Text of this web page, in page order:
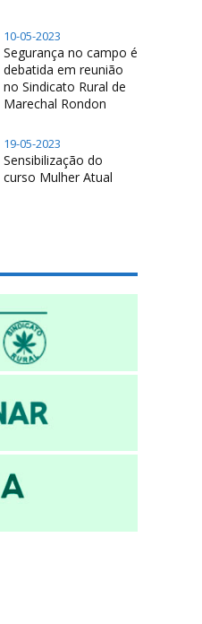
10-05-2023
Segurança no campo é
debatida em reunião
no Sindicato Rural de
Marechal Rondon
19-05-2023
Sensibilização do
curso Mulher Atual